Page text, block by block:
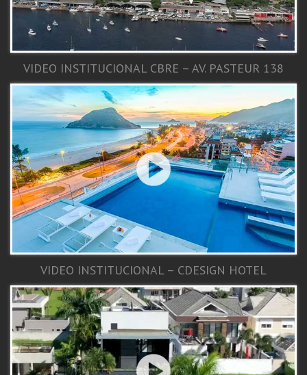
VIDEO INSTITUCIONAL CBRE – AV. PASTEUR 138
VIDEO INSTITUCIONAL – CDESIGN HOTEL